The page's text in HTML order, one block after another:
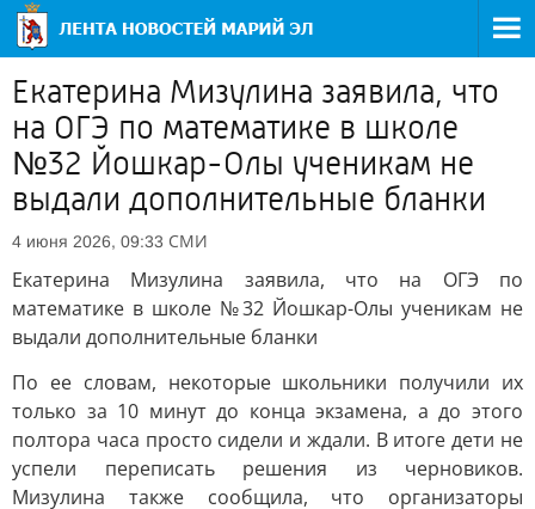
Екатерина Мизулина заявила, что
на ОГЭ по математике в школе
№32 Йошкар-Олы ученикам не
выдали дополнительные бланки
4 июня 2026, 09:33 СМИ
Екатерина Мизулина заявила, что на ОГЭ по
математике в школе №32 Йошкар-Олы ученикам не
выдали дополнительные бланки
По ее словам, некоторые школьники получили их
только за 10 минут до конца экзамена, а до этого
полтора часа просто сидели и ждали. В итоге дети не
успели переписать решения из черновиков.
Мизулина также сообщила, что организаторы